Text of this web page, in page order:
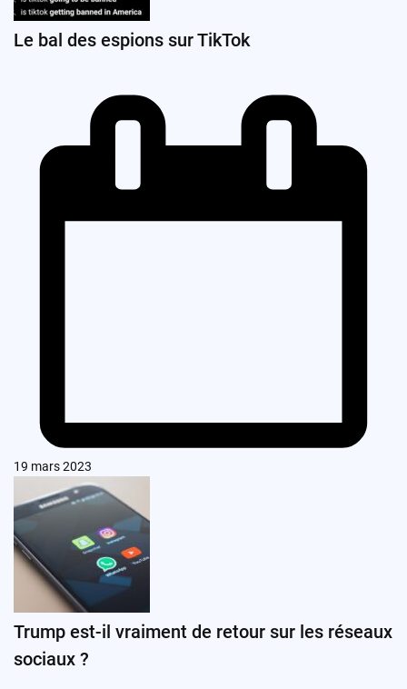
Le bal des espions sur TikTok
19 mars 2023
Trump est-il vraiment de retour sur les réseaux
sociaux ?